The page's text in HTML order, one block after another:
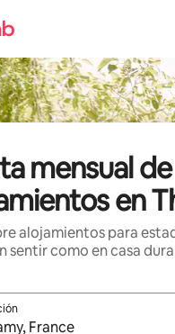
mensual de
en
alojamientos para
sentir como en casa
los resultados estén